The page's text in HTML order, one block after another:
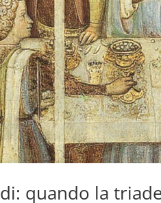
quando la